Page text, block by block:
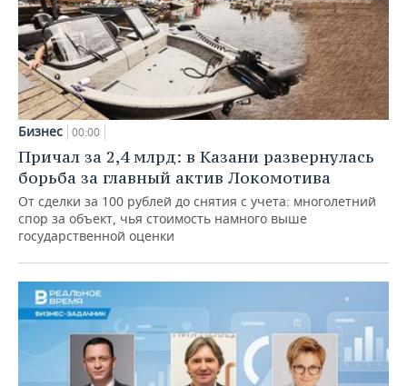
Бизнес 00:00
Причал за 2,4 млрд: в Казани развернулась
борьба за главный актив Локомотива
От сделки за 100 рублей до снятия с учета: многолетний
спор за объект, чья стоимость намного выше
государственной оценки